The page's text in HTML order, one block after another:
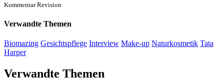
Kommentar Revision
Verwandte Themen
Biomazing Gesichtspflege Interview Make-up Naturkosmetik Tata
Harper
Verwandte Themen